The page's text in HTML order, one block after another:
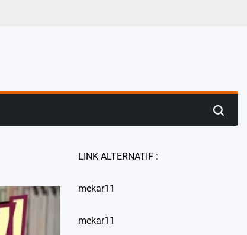
LINK ALTERNATIF :
mekar11
mekar11